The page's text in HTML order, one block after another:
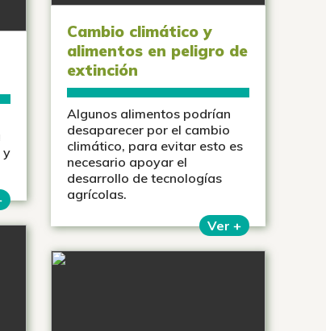
Cambio climático y
alimentos en peligro de
extinción
Algunos alimentos podrían
desaparecer por el cambio
climático, para evitar esto es
necesario apoyar el
desarrollo de tecnologías
agrícolas.
Ver +
y